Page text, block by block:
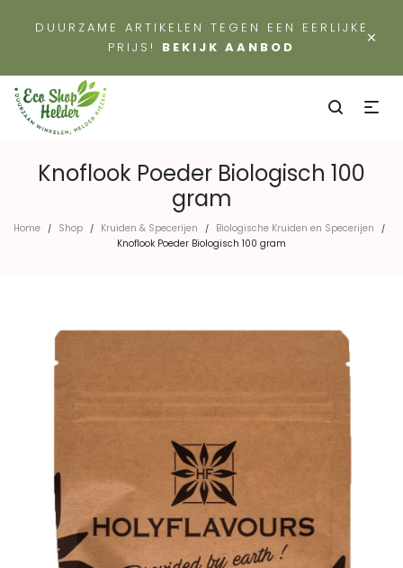
×
DUURZAME ARTIKELEN TEGEN EEN EERLIJKE
PRIJS! BEKIJK AANBOD
Knoflook Poeder Biologisch 100
gram
Home / Shop / Kruiden & Specerijen / Biologische Kruiden en Specerijen /
Knoflook Poeder Biologisch 100 gram